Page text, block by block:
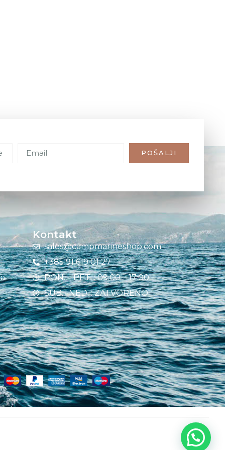
POŠALJI
Kontakt
sales@campmarineshop.com
+385 91 619 01 27
PON. – PET. : 09:00 – 17:00
SUB. i NED. : ZATVORENO